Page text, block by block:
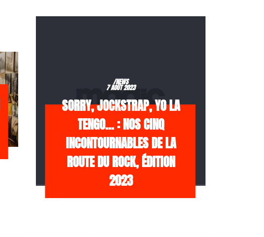
/NEWS
7 AOÛT 2023
SORRY, JOCKSTRAP, YO LA
TENGO… : NOS CINQ
INCONTOURNABLES DE LA
ROUTE DU ROCK, ÉDITION
2023